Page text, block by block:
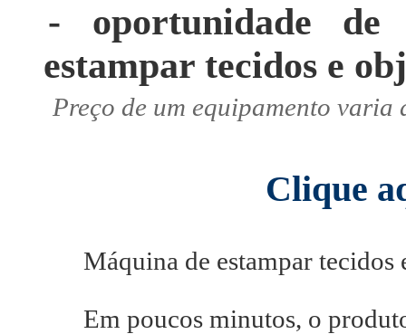
- oportunidade
estampar tecidos e
Preço de um equipamento
Clique
Máquina de estampar tecidos
Em poucos minutos, o